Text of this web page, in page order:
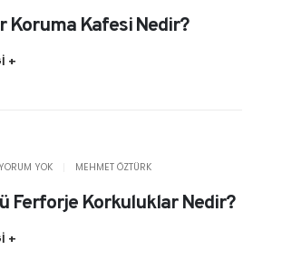
Koruma Kafesi Nedir?
+
YORUM YOK MEHMET ÖZTÜRK
Ferforje Korkuluklar Nedir?
+